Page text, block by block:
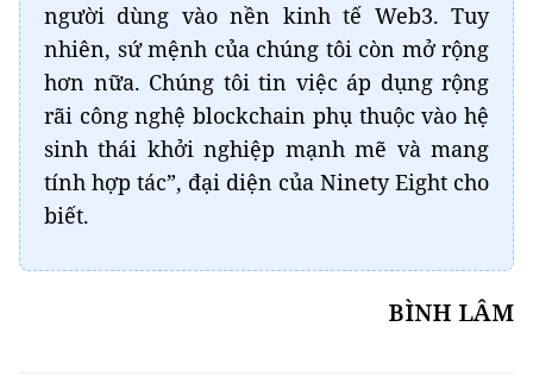
người dùng vào nền kinh tế Web3. Tuy
nhiên, sứ mệnh của chúng tôi còn mở rộng
hơn nữa. Chúng tôi tin việc áp dụng rộng
rãi công nghệ blockchain phụ thuộc vào hệ
sinh thái khởi nghiệp mạnh mẽ và mang
tính hợp tác”, đại diện của Ninety Eight cho
biết.
BÌNH LÂM